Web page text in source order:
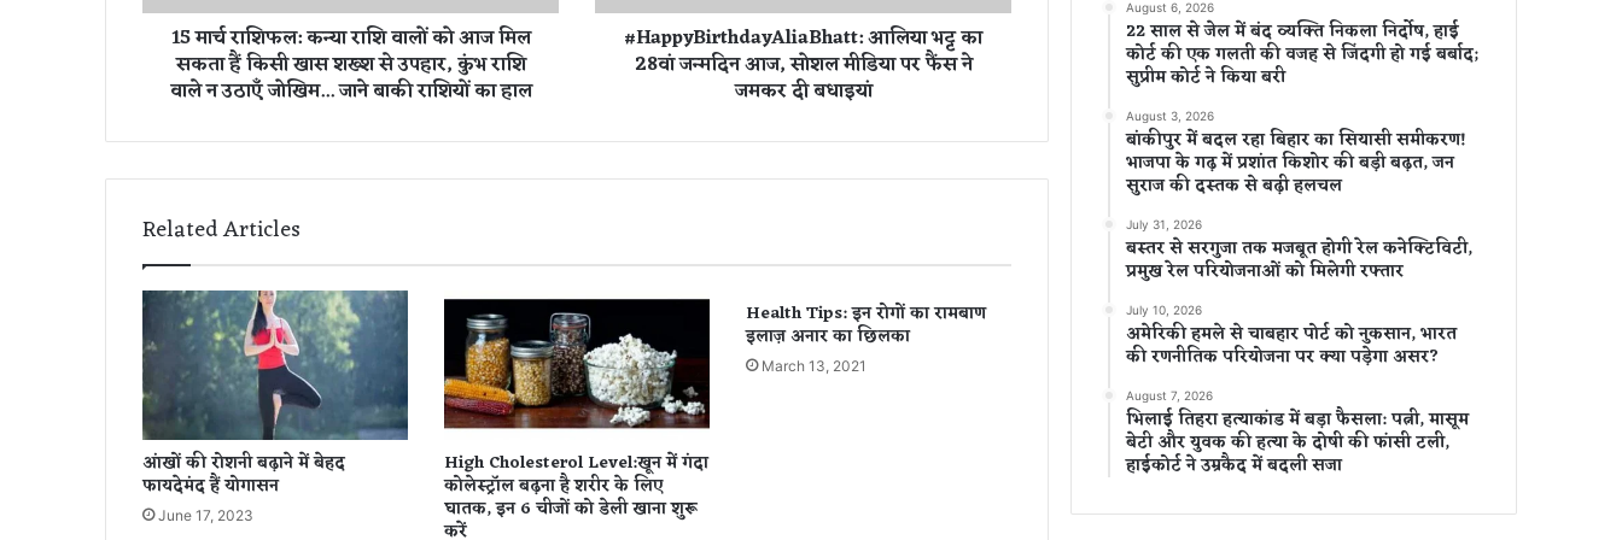
:
वा
ज
मि
ल
क
ता
हैं
कि
सी
खा
स
श
15 मार्च राशिफल: कन्या राशि वालों को आज मिल
सकता हैं किसी खास शख्श से उपहार, कुंभ राशि
वाले न उठाएँ जोखिम... जाने बाकी राशियों का हाल
r
y
B
t
:
आ
या
भ
ट्ट
#HappyBirthdayAliaBhatt: आलिया भट्ट का
28वां जन्मदिन आज, सोशल मीडिया पर फैंस ने
जमकर दी बधाइयां
Related Articles
आंखों की रोशनी बढ़ाने में बेहद
फायदेमंद हैं योगासन
June 17, 2023
High Cholesterol Level:खून में गंदा
कोलेस्ट्रॉल बढ़ना है शरीर के लिए
घातक, इन 6 चीजों को डेली खाना शुरू
करें
Health Tips: इन रोगों का रामबाण
इलाज़ अनार का छिलका
March 13, 2021
August 6, 2026
22 साल से जेल में बंद व्यक्ति निकला निर्दोष, हाई
कोर्ट की एक गलती की वजह से जिंदगी हो गई बर्बाद;
सुप्रीम कोर्ट ने किया बरी
August 3, 2026
बांकीपुर में बदल रहा बिहार का सियासी समीकरण!
भाजपा के गढ़ में प्रशांत किशोर की बड़ी बढ़त, जन
सुराज की दस्तक से बढ़ी हलचल
July 31, 2026
बस्तर से सरगुजा तक मजबूत होगी रेल कनेक्टिविटी,
प्रमुख रेल परियोजनाओं को मिलेगी रफ्तार
July 10, 2026
अमेरिकी हमले से चाबहार पोर्ट को नुकसान, भारत
की रणनीतिक परियोजना पर क्या पड़ेगा असर?
August 7, 2026
भिलाई तिहरा हत्याकांड में बड़ा फैसला: पत्नी, मासूम
बेटी और युवक की हत्या के दोषी की फांसी टली,
हाईकोर्ट ने उम्रकैद में बदली सजा